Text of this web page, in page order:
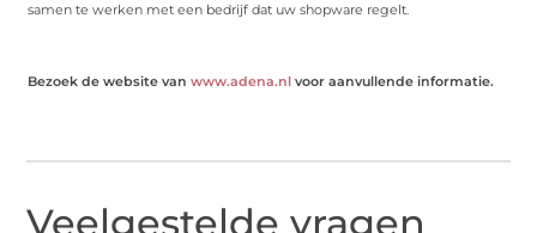
samen te werken met een bedrijf dat uw shopware regelt.
Bezoek de website vanwww.adena.nl voor aanvullende informatie.
Veelgestelde vragen